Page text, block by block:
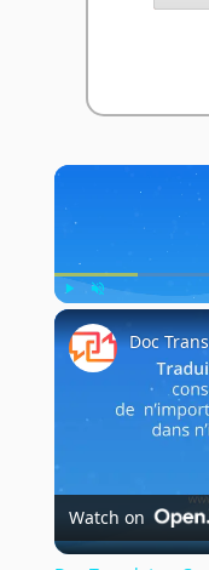
Play Unmute
Watch on